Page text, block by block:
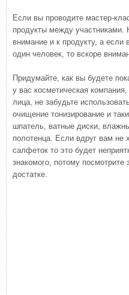
Если вы проводите мастер-
продукты между участниками.
внимание и к продукту, а если
один человек, то вскоре
Придумайте, как вы будете
у вас косметическая
лица, не забудьте
очищение тонизирование и
шпатель, ватные диски,
полотенца. Если вдруг вам не
салфеток то это будет
знакомого, потому
достатке.